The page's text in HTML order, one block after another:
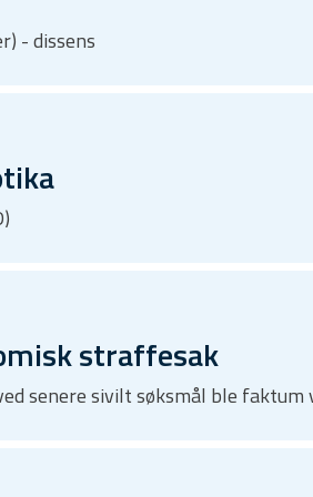
- dissens
straffesak
senere sivilt søksmål ble